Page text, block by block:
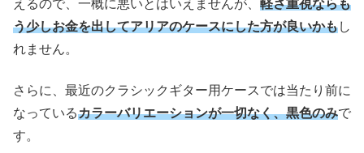
えるので、一概に悪いとはいえませんが、 軽さ重視ならも
う少しお金を出してアリアのケースにした方が良いかもし
れません。
さらに、最近のクラシックギター用ケースでは当たり前に
なっているカラーバリエーションが一切なく、黒色のみで
す。